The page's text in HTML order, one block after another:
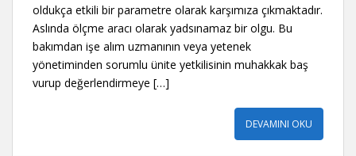
oldukça etkili bir parametre olarak karşımıza çıkmaktadır.
Aslında ölçme aracı olarak yadsınamaz bir olgu. Bu
bakımdan işe alım uzmanının veya yetenek
yönetiminden sorumlu ünite yetkilisinin muhakkak baş
vurup değerlendirmeye […]
DEVAMINI OKU